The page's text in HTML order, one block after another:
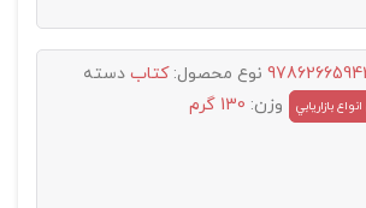
نوع محصول:کتاب دسته
بازاريابي وزن: 130 گرم